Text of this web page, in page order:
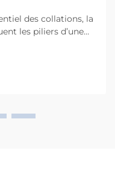
des collations, la
les piliers d’une
et sa texture